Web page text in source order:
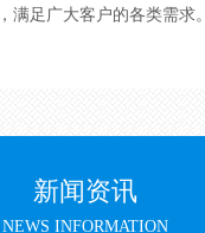
满足广大客户的各类需求。
新闻资讯
NEWS INFORMATION